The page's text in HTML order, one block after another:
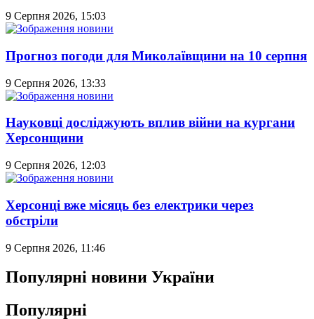
9 Серпня 2026, 15:03
Прогноз погоди для Миколаївщини на 10 серпня
9 Серпня 2026, 13:33
Науковці досліджують вплив війни на кургани
Херсонщини
9 Серпня 2026, 12:03
Херсонці вже місяць без електрики через
обстріли
9 Серпня 2026, 11:46
Популярні новини України
Популярні